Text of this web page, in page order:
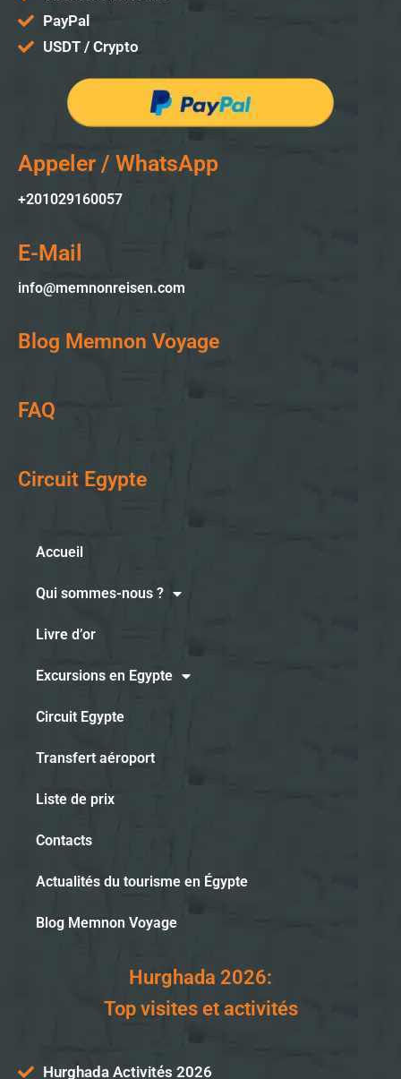
PayPal
USDT / Crypto
Appeler / WhatsApp
+201029160057
E-Mail
info@memnonreisen.com
Blog Memnon Voyage
FAQ
Circuit Egypte
Accueil
Qui sommes-nous ?
Livre d’or
Excursions en Egypte
Circuit Egypte
Transfert aéroport
Liste de prix
Contacts
Actualités du tourisme en Égypte
Blog Memnon Voyage
Hurghada 2026:
Top visites et activités
Hurghada Activités 2026